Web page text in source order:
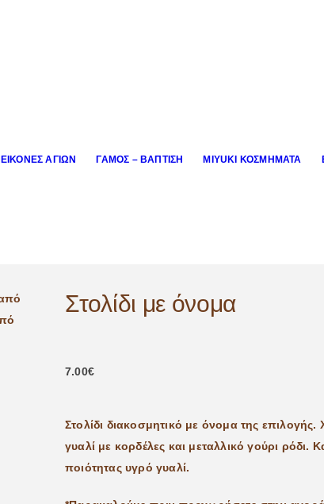
ΕΙΚΌΝΕΣ ΑΓΊΩΝ ΓΆΜΟΣ – ΒΆΠΤΙΣΗ MIYUKI ΚΟΣΜΉΜΑΤΑ
Στολίδι με όνομα
7.00€
Στολίδι διακοσμητικό με όνομα της
γυαλί με κορδέλες και μεταλλικό γούρι
ποιότητας υγρό γυαλί.